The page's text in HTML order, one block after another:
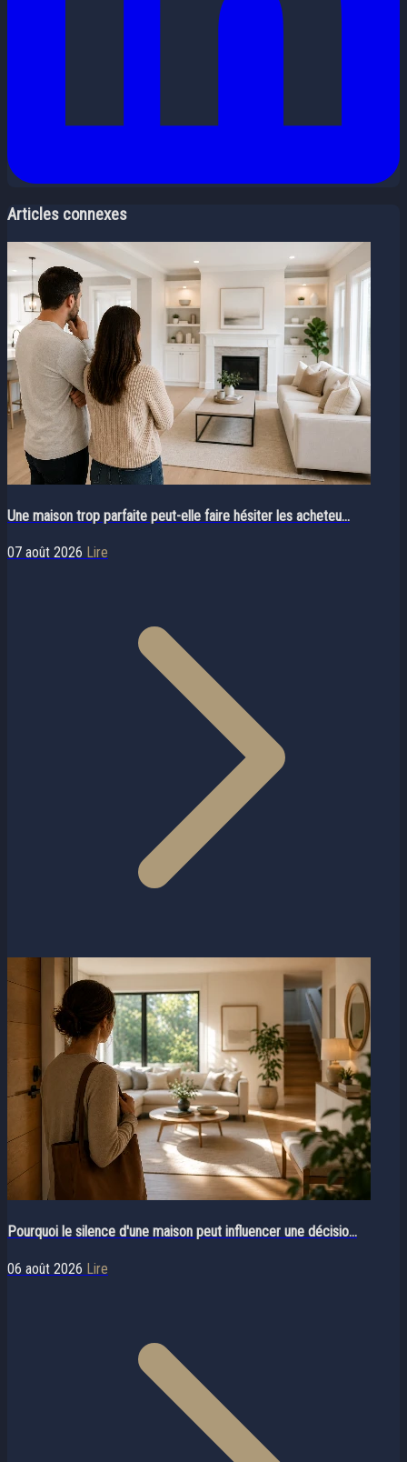
Articles connexes
Une maison trop parfaite peut-elle faire hésiter les acheteu...
07 août 2026 Lire
Pourquoi le silence d'une maison peut influencer une décisio...
06 août 2026 Lire